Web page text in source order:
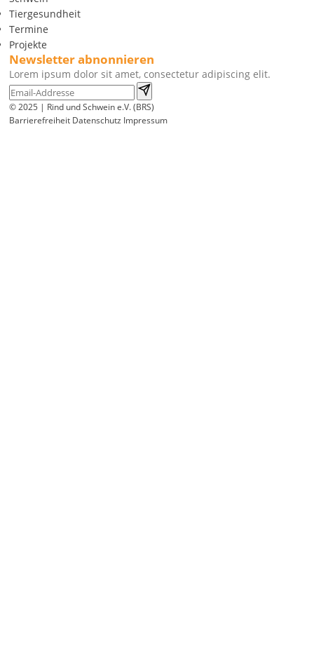
Tiergesundheit
Termine
Projekte
Newsletter abnonnieren
Lorem ipsum dolor sit amet, consectetur adipiscing elit.
© 2025 | Rind und Schwein e.V. (BRS)
Barrierefreiheit Datenschutz Impressum